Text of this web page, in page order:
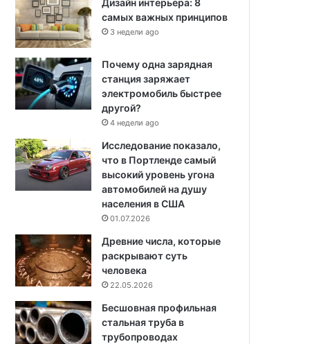
Дизайн интерьера: 8
самых важных принципов
3 недели ago
Почему одна зарядная
станция заряжает
электромобиль быстрее
другой?
4 недели ago
Исследование показало,
что в Портленде самый
высокий уровень угона
автомобилей на душу
населения в США
01.07.2026
Древние числа, которые
раскрывают суть
человека
22.05.2026
Бесшовная профильная
стальная труба в
трубопроводах